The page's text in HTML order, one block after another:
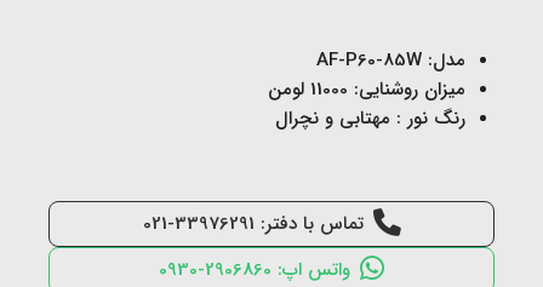
مدل: AF-P60-85W
میزان روشنایی: 11000 لومن
رنگ نور : مهتابی و نچرال
تماس با دفتر: 33976291-021
واتس اپ: 2906860-0930